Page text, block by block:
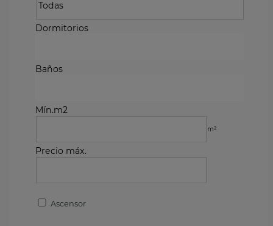
Dormitorios
Baños
Mín.m2
m²
Precio máx.
Ascensor